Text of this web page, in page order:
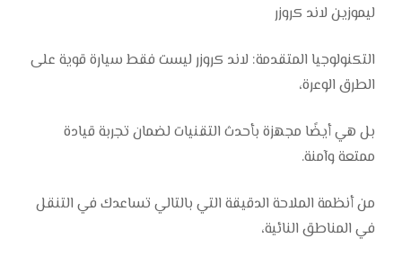
ليموزين لاند كروزر
التكنولوجيا المتقدمة: لاند كروزر ليست فقط سيارة قوية على
الطرق الوعرة،
بل هي أيضًا مجهزة بأحدث التقنيات لضمان تجربة قيادة
ممتعة وآمنة.
من أنظمة الملاحة الدقيقة التي بالتالي تساعدك في التنقل
في المناطق النائية،